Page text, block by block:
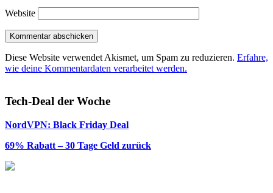
Website
Diese Website verwendet Akismet, um Spam zu reduzieren. Erfahre,
wie deine Kommentardaten verarbeitet werden.
Tech-Deal der Woche
NordVPN: Black Friday Deal
69% Rabatt – 30 Tage Geld zurück